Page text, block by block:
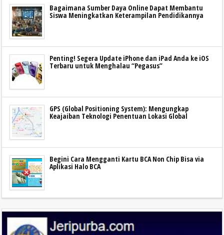
Bagaimana Sumber Daya Online Dapat Membantu
Siswa Meningkatkan Keterampilan Pendidikannya
Penting! Segera Update iPhone dan iPad Anda ke iOS
Terbaru untuk Menghalau “Pegasus”
GPS (Global Positioning System): Mengungkap
Keajaiban Teknologi Penentuan Lokasi Global
Begini Cara Mengganti Kartu BCA Non Chip Bisa via
Aplikasi Halo BCA